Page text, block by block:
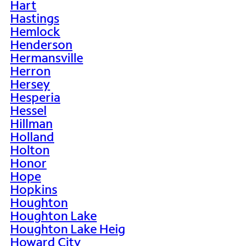
Hart
Hastings
Hemlock
Henderson
Hermansville
Herron
Hersey
Hesperia
Hessel
Hillman
Holland
Holton
Honor
Hope
Hopkins
Houghton
Houghton Lake
Houghton Lake Heig
Howard City